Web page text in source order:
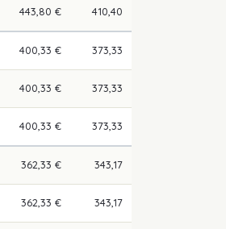
443,80 € 410,40
400,33 € 373,33
400,33 € 373,33
400,33 € 373,33
362,33 € 343,17
362,33 € 343,17